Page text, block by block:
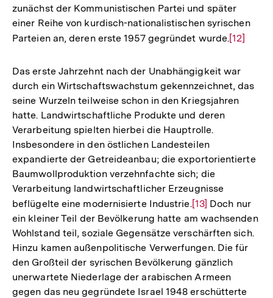
zunächst der Kommunistischen Partei und später
einer Reihe von kurdisch-nationalistischen syrischen
Parteien an, deren erste 1957 gegründet wurde.Zur
der
Fußnote
[12]
Das erste Jahrzehnt nach der Unabhängigkeit war
durch ein Wirtschaftswachstum gekennzeichnet, das
seine Wurzeln teilweise schon in den Kriegsjahren
hatte. Landwirtschaftliche Produkte und deren
Verarbeitung spielten hierbei die Hauptrolle.
Insbesondere in den östlichen Landesteilen
expandierte der Getreideanbau; die exportorientierte
Baumwollproduktion verzehnfachte sich; die
Verarbeitung landwirtschaftlicher Erzeugnisse
beflügelte eine modernisierte Industrie.Zur
Auflösung
der
Fußnote
[13] Doch nur
ein kleiner Teil der Bevölkerung hatte am wachsenden
Wohlstand teil, soziale Gegensätze verschärften sich.
Hinzu kamen außenpolitische Verwerfungen. Die für
den Großteil der syrischen Bevölkerung gänzlich
unerwartete Niederlage der arabischen Armeen
gegen das neu gegründete Israel 1948 erschütterte